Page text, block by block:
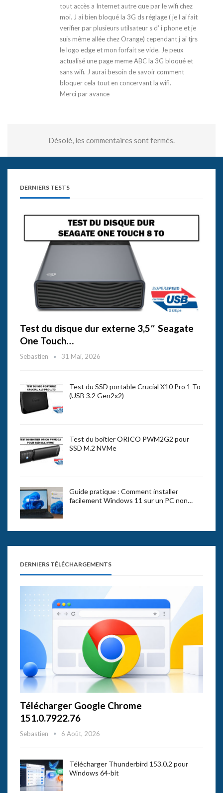
tout accès a Internet autre que par le wifi chez
moi. J ai bien bloqué la 3G ds réglage ( je l ai fait
verifier par plusieurs utilsateur s d’ i phone et je
suis même allée chez Orange) cependant j ai tjrs
le logo edge et mon forfait se vide. Je peux
actualisé une page meme ABC la 3G bloqué et
sans wifi. J aurai besoin de savoir comment
bloquer cela tout en concervant la wifi.
Merci par avance
Désolé, les commentaires sont fermés.
DERNIERS TESTS
Test du disque dur externe 3,5″ Seagate
One Touch…
Sebastien 31 Mai, 2026
Test du SSD portable Crucial X10 Pro 1 To
(USB 3.2 Gen2x2)
Test du boîtier ORICO PWM2G2 pour
SSD M.2 NVMe
Guide pratique : Comment installer
facilement Windows 11 sur un PC non…
DERNIERS TÉLÉCHARGEMENTS
Télécharger Google Chrome
151.0.7922.76
Sebastien 6 Août, 2026
Télécharger Thunderbird 153.0.2 pour
Windows 64-bit